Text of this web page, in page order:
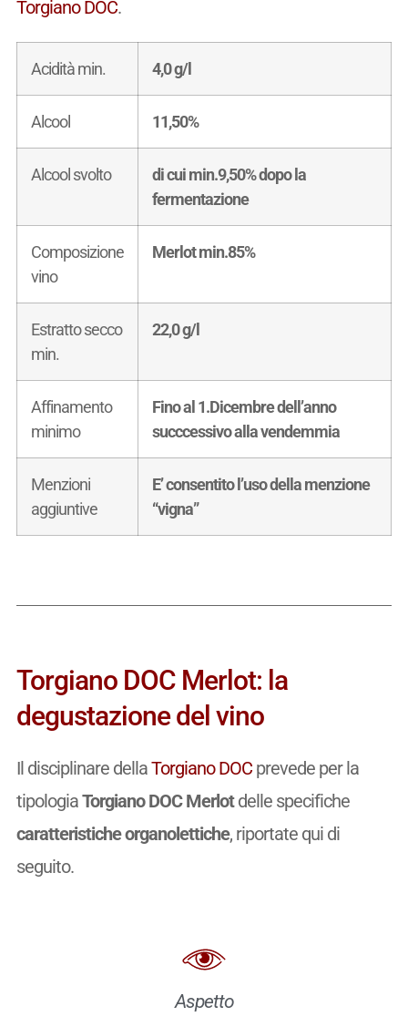
Torgiano DOC.
Acidità min. 4,0 g/l
Alcool 11,50%
Alcool svolto
di cui min.9,50% dopo la
fermentazione
Composizione
vino
Merlot min.85%
Estratto secco
min.
22,0 g/l
Affinamento
minimo
Fino al 1.Dicembre dell’anno
succcessivo alla vendemmia
Menzioni
aggiuntive
E’ consentito l’uso della menzione
“vigna”
Torgiano DOC Merlot: la
degustazione del vino
Il disciplinare dellaTorgiano DOCprevede per la
tipologiaTorgiano DOC Merlotdelle specifiche
caratteristiche organolettiche, riportate qui di
seguito.
Aspetto